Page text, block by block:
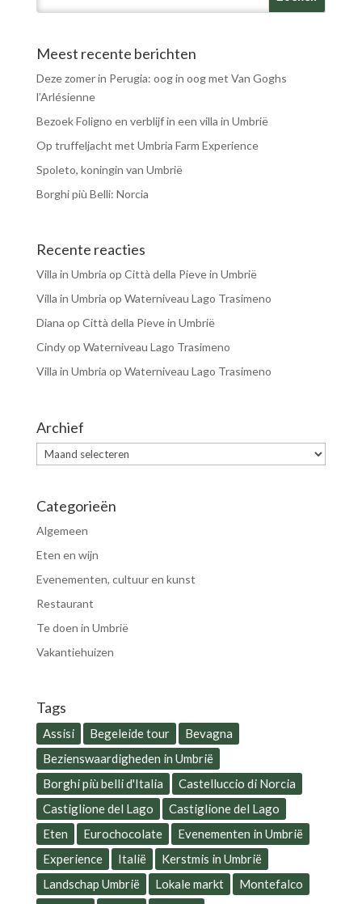
Meest recente berichten
Deze zomer in Perugia: oog in oog met Van Goghs
l’Arlésienne
Bezoek Foligno en verblijf in een villa in Umbrië
Op truffeljacht met Umbria Farm Experience
Spoleto, koningin van Umbrië
Borghi più Belli: Norcia
Recente reacties
Villa in Umbria op Città della Pieve in Umbrië
Villa in Umbria op Waterniveau Lago Trasimeno
Diana op Città della Pieve in Umbrië
Cindyop Waterniveau Lago Trasimeno
Villa in Umbria op Waterniveau Lago Trasimeno
Archief
Categorieën
Algemeen
Eten en wijn
Evenementen, cultuur en kunst
Restaurant
Te doen in Umbrië
Vakantiehuizen
Tags
Assisi Begeleide tour
Bevagna
Bezienswaardigheden in Umbrië
Borghi più belli d'Italia
Castelluccio di Norcia
Castiglione del Lago
Castiglione del Lago
Eten
Eurochocolate
Evenementen in Umbrië
Experience
Italië
Kerstmis in Umbrië
Landschap Umbrië
Lokale markt
Montefalco